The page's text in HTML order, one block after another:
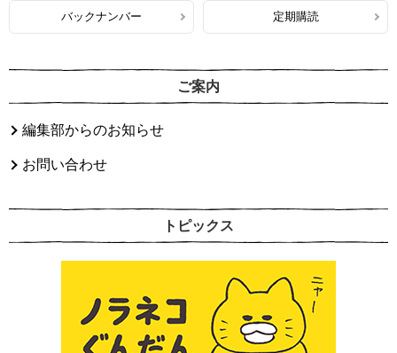
バックナンバー 定期購読
ご案内
編集部からのお知らせ
お問い合わせ
トピックス